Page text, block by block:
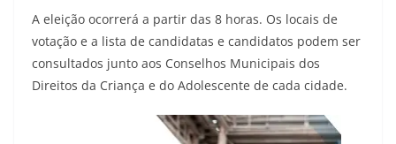
A eleição ocorrerá a partir das 8 horas. Os locais de
votação e a lista de candidatas e candidatos podem ser
consultados junto aos Conselhos Municipais dos
Direitos da Criança e do Adolescente de cada cidade.